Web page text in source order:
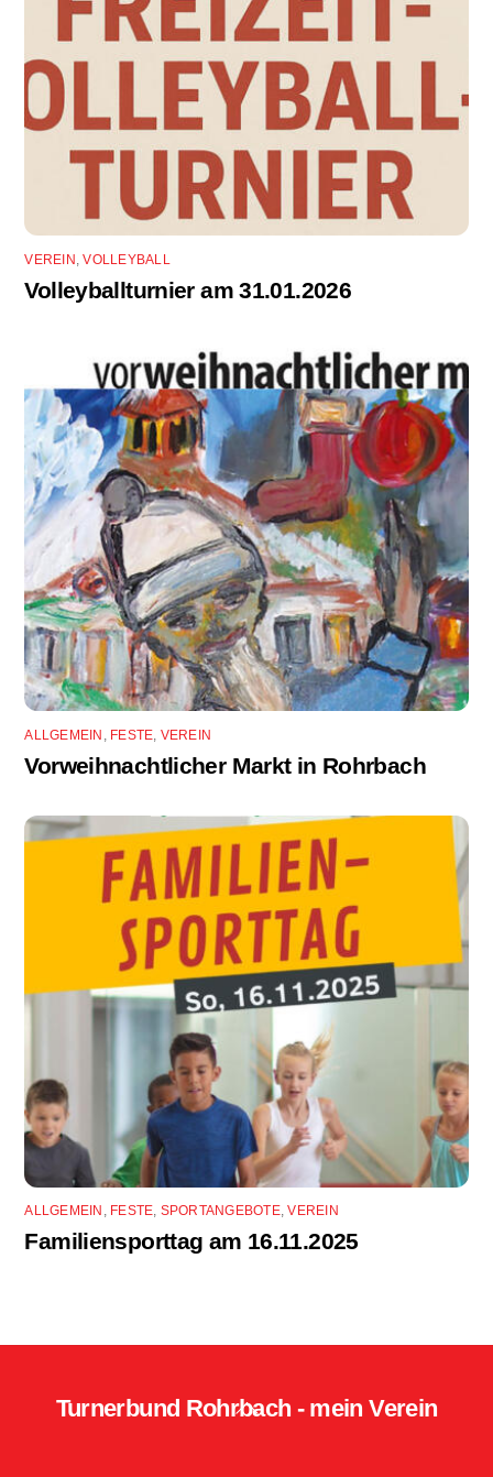
VEREIN ,VOLLEYBALL
Volleyballturnier am 31.01.2026
ALLGEMEIN , FESTE, VEREIN
Vorweihnachtlicher Markt in Rohrbach
ALLGEMEIN , FESTE, SPORTANGEBOTE,VEREIN
Familiensporttag am 16.11.2025
Back
Turnerbund Rohrbach - mein Verein